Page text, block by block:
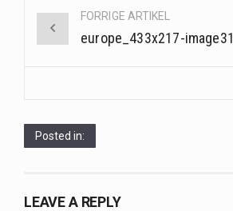
navigationFORRIGE ARTIKEL
europe_433x217-image31
Posted in:
LEAVE A REPLY